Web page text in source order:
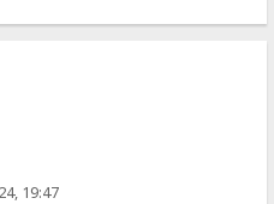
19:47